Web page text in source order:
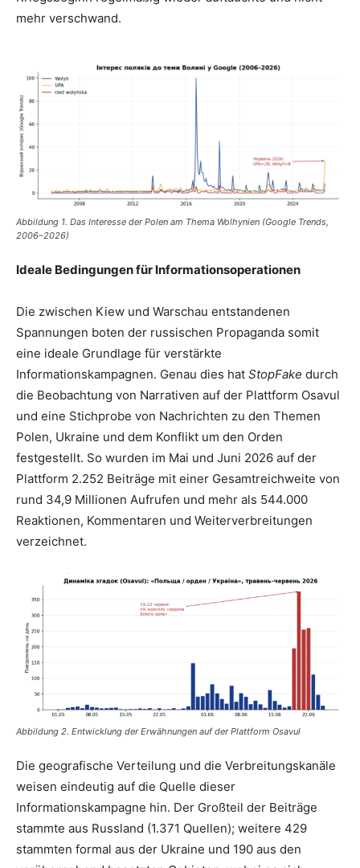
mehr verschwand.
Abbildung 1. Das Interesse der Polen am Thema Wolhynien (Google Trends,
2006–2026)
Ideale Bedingungen für Informationsoperationen
Die zwischen Kiew und Warschau entstandenen
Spannungen boten der russischen Propaganda somit
eine ideale Grundlage für verstärkte
Informationskampagnen. Genau dies hat StopFake durch
die Beobachtung von Narrativen auf der Plattform Osavul
und eine Stichprobe von Nachrichten zu den Themen
Polen, Ukraine und dem Konflikt um den Orden
festgestellt. So wurden im Mai und Juni 2026 auf der
Plattform 2.252 Beiträge mit einer Gesamtreichweite von
rund 34,9 Millionen Aufrufen und mehr als 544.000
Reaktionen, Kommentaren und Weiterverbreitungen
verzeichnet.
Abbildung 2. Entwicklung der Erwähnungen auf der Plattform Osavul
Die geografische Verteilung und die Verbreitungskanäle
weisen eindeutig auf die Quelle dieser
Informationskampagne hin. Der Großteil der Beiträge
stammte aus Russland (1.371 Quellen); weitere 429
stammten formal aus der Ukraine und 190 aus den